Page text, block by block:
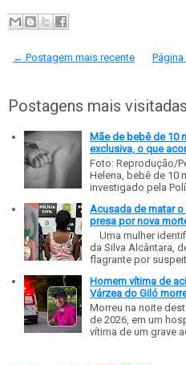
← Postagem mais recente Página
Postagens mais
Mãe de bebê de 10
exclusiva, o que
Foto: Reprodução/
Helena, bebê de 10
investigado pela
Acusada de matar
presa por nova
Uma mulher
da Silva Alcântara,
flagrante por
Homem vítima de
Várzea do Giló
Morreu na noite
de 2026, em um
vítima de um grave